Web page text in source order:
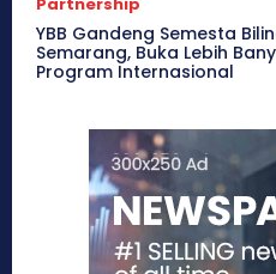
YBB Gandeng Semesta
Semarang, Buka Lebih
Program Internasional